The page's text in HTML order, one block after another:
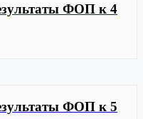
ФОП к 4
ФОП к 5